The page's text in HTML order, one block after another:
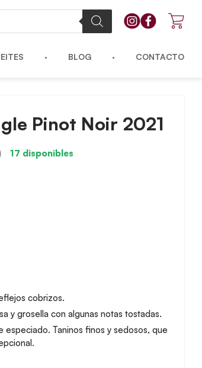
BLOG CONTACTO
Pinot Noir 2021
17 disponibles
cobrizos.
y grosella con algunas notas tostadas.
especiado. Taninos finos y sedosos, que